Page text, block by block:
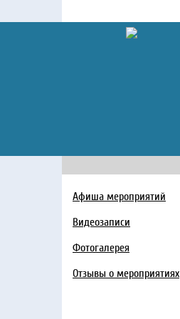
Афиша мероприятий
Видеозаписи
Фотогалерея
Отзывы о мероприятиях